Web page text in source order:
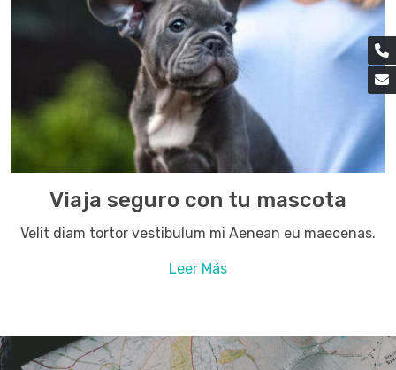
Viaja seguro con tu mascota
Velit diam tortor vestibulum mi Aenean eu maecenas.
Leer Más